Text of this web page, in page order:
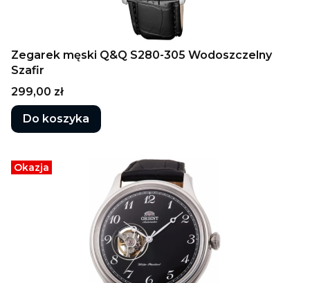
Zegarek męski Q&Q S280-305 Wodoszczelny
Szafir
Cena
299,00 zł
Do koszyka
Okazja